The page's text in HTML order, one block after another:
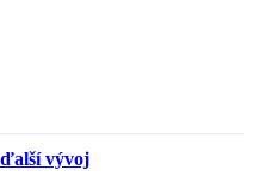
vývoj